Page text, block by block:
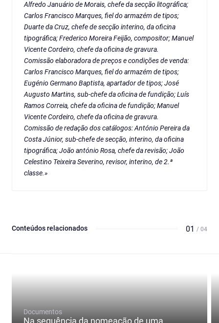
Alfredo Januário de Morais, chefe da secção litográfica;
Carlos Francisco Marques, fiel do armazém de tipos;
Duarte da Cruz, chefe de secção interino, da oficina
tipográfica; Frederico Moreira Feijão, compositor; Manuel
Vicente Cordeiro, chefe da oficina de gravura.
Comissão elaboradora de preços e condições de venda:
Carlos Francisco Marques, fiel do armazém de tipos;
Eugénio Germano Baptista, apartador de tipos; José
Augusto Martins, sub-chefe da oficina de fundição; Luís
Ramos Correia, chefe da oficina de fundição; Manuel
Vicente Cordeiro, chefe da oficina de gravura.
Comissão de redação dos catálogos: António Pereira da
Costa Júnior, sub-chefe de secção, interino, da oficina
tipográfica; João antónio Rosa, chefe da revisão; João
Celestino Teixeira Severino, revisor, interino, de 2.ª
classe.»
Conteúdos relacionados 01 / 04
Documentos
Na sequência da nomeação de uma